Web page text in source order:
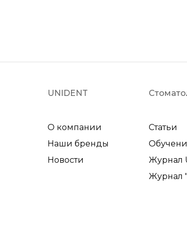
UNIDENT
О компании
Наши бренды
Новости
Статьи
Журнал
Журнал